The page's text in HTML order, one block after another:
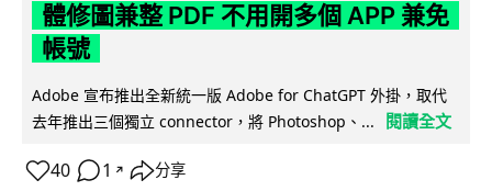
體修圖兼整 PDF 不用開多個 APP 兼免
帳號
Adobe 宣布推出全新統一版 Adobe for ChatGPT 外掛，取代
去年推出三個獨立 connector，將 Photoshop、...
閱讀全文
40 1 ↗ 分享